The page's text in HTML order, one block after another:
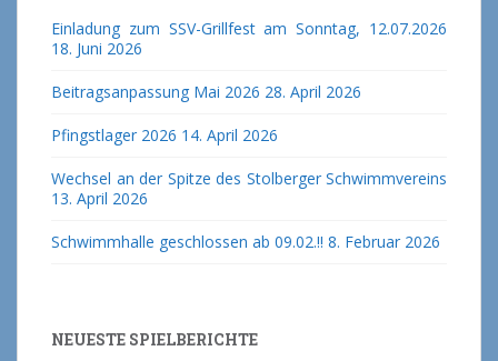
Einladung zum SSV-Grillfest am Sonntag, 12.07.2026
18. Juni 2026
Beitragsanpassung Mai 2026 28. April 2026
Pfingstlager 2026 14. April 2026
Wechsel an der Spitze des Stolberger Schwimmvereins
13. April 2026
Schwimmhalle geschlossen ab 09.02.!! 8. Februar 2026
NEUESTE SPIELBERICHTE